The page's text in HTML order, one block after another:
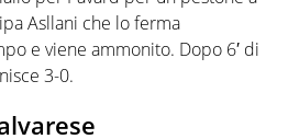
Asllani che lo ferma
e viene ammonito. Dopo 6′ di
3-0.